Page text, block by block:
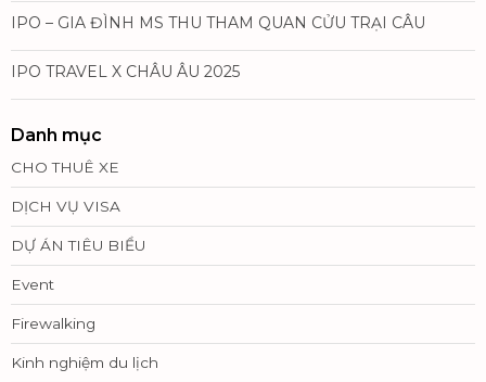
IPO – GIA ĐÌNH MS THU THAM QUAN CỬU TRẠI CÂU
IPO TRAVEL X CHÂU ÂU 2025
Danh mục
CHO THUÊ XE
DỊCH VỤ VISA
DỰ ÁN TIÊU BIỂU
Event
Firewalking
Kinh nghiệm du lịch